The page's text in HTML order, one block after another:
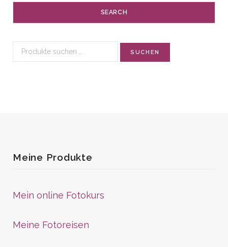
SEARCH
Suchen
nach:
SUCHEN
Meine Produkte
Mein online Fotokurs
Meine Fotoreisen